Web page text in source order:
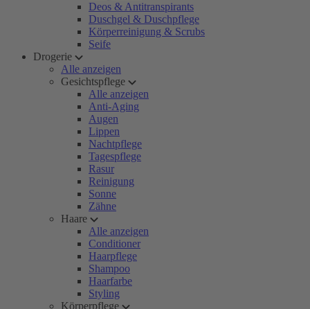
Deos & Antitranspirants
Duschgel & Duschpflege
Körperreinigung & Scrubs
Seife
Drogerie
Alle anzeigen
Gesichtspflege
Alle anzeigen
Anti-Aging
Augen
Lippen
Nachtpflege
Tagespflege
Rasur
Reinigung
Sonne
Zähne
Haare
Alle anzeigen
Conditioner
Haarpflege
Shampoo
Haarfarbe
Styling
Körperpflege